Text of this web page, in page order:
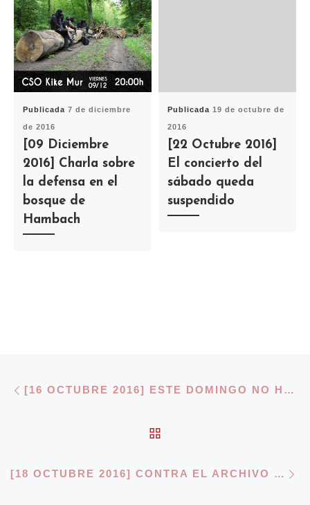
Publicada7 de diciembre
de 2016
[09 Diciembre
2016] Charla sobre
la defensa en el
bosque de
Hambach
Publicada19 de octubre de
2016
[22 Octubre 2016]
El concierto del
sábado queda
suspendido
Navegación de entradas [16 OCTUBRE 2016] ESTE DOMINGO NO HAY COMEDOR
[18 OCTUBRE 2016] CONTRA EL ARCHIVO DEL CASO Y POR SU REAPERTURA.